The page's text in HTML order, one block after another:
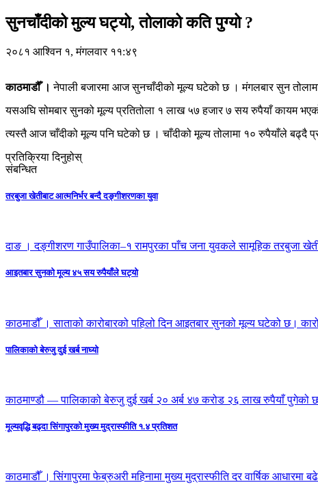
सुनचाँदीको मुल्य घट्यो, तोलाको कति पुग्यो ?
२०८१ आश्विन १, मंगलवार ११:४९
काठमाडौँ ।नेपाली बजारमा आज सुनचाँदीको मूल्य घटेको छ । मंगलबार सुन
यसअघि सोमबार सुनको मूल्य प्रतितोला १ लाख ५७ हजार ७ सय रुपैयाँ कायम
त्यस्तै आज चाँदीको मूल्य पनि घटेको छ । चाँदीको मूल्य तोलामा १० रुपैयाँले बढ्दै
प्रतिक्रिया दिनुहोस्
संबन्धित
तरबुजा खेतीबाट आत्मनिर्भर बन्दै दङ्गीशरणका युवा
दाङ । दङ्गीशरण गाउँपालिका–१ रामपुरका पाँच जना युवकले सामूहिक तरबुजा
आइतबार सुनको मूल्य ४५ सय रुपैयाँले घट्यो
काठमाडौँ । साताको कारोबारको पहिलो दिन आइतबार सुनको मूल्य घटेको छ।
पालिकाको बेरुजु दुई खर्ब नाघ्यो
काठमाण्डौ — पालिकाको बेरुजु दुई खर्ब २० अर्ब ४७ करोड २६ लाख रुपैयाँ पुगेको छ
मूल्यवृद्धि बढ्दा सिंगापुरको मुख्य मुद्रास्फीति १.४ प्रतिशत
काठमाडौँ । सिंगापुरमा फेब्रुअरी महिनामा मुख्य मुद्रास्फीति दर वार्षिक आधारमा